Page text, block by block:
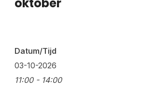
Datum/Tijd
03-10-2026
11:00 - 14:00